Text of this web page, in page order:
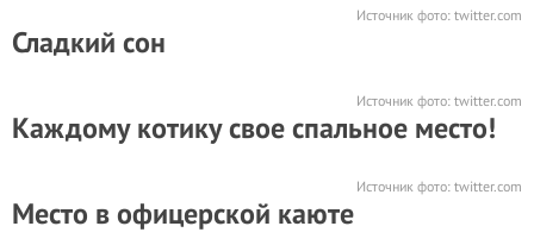
Источник фото: twitter.com
Сладкий сон
Источник фото: twitter.com
Каждому котику свое спальное место!
Источник фото: twitter.com
Место в офицерской каюте